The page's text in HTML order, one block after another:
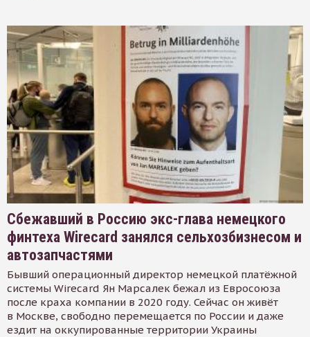
Сбежавший в Россию экс-глава немецкого
финтеха Wirecard занялся сельхозбизнесом и
автозапчастями
Бывший операционный директор немецкой платёжной
системы Wirecard Ян Марсалек бежал из Евросоюза
после краха компании в 2020 году. Сейчас он живёт
в Москве, свободно перемещается по России и даже
ездит на оккупированные территории Украины